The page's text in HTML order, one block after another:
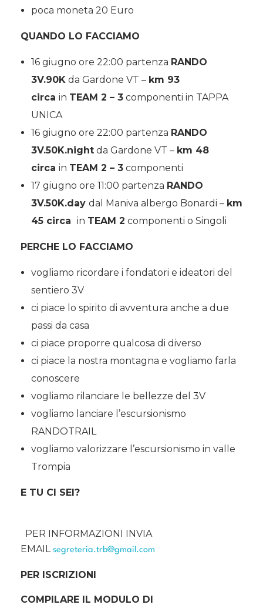
poca moneta 20 Euro
QUANDO LO FACCIAMO
16 giugno ore 22:00 partenza RANDO
3V.90K da Gardone VT – km 93
circa in TEAM 2 – 3componenti in TAPPA
UNICA
16 giugno ore 22:00 partenza RANDO
3V.50K.nightda Gardone VT – km 48
circa in TEAM 2 – 3componenti
17 giugno ore 11:00 partenza RANDO
3V.50K.day dal Maniva albergo Bonardi – km
45 circa in TEAM 2 componenti o Singoli
PERCHE LO FACCIAMO
vogliamo ricordare i fondatori e ideatori del
sentiero 3V
ci piace lo spirito di avventura anche a due
passi da casa
ci piace proporre qualcosa di diverso
ci piace la nostra montagna e vogliamo farla
conoscere
vogliamo rilanciare le bellezze del 3V
vogliamo lanciare l’escursionismo
RANDOTRAIL
vogliamo valorizzare l’escursionismo in valle
Trompia
E TU CI SEI?
PER INFORMAZIONI INVIA
EMAIL
segreteria.trb@gmail.com
PER ISCRIZIONI
COMPILARE IL MODULO DI